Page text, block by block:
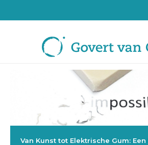
Van Kunst tot Elektrische Gum: